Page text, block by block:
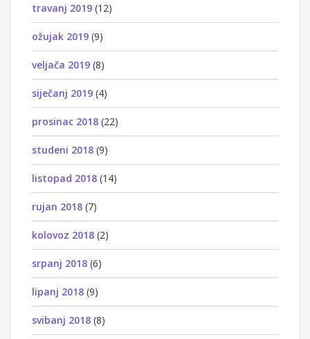
travanj 2019 (12)
ožujak 2019 (9)
veljača 2019 (8)
siječanj 2019 (4)
prosinac 2018 (22)
studeni 2018 (9)
listopad 2018 (14)
rujan 2018 (7)
kolovoz 2018 (2)
srpanj 2018 (6)
lipanj 2018 (9)
svibanj 2018 (8)